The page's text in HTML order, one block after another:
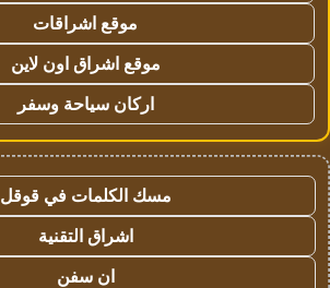
موقع اشراقات
موقع اشراق اون لاين
اركان سياحة وسفر
مسك الكلمات في قوقل
اشراق التقنية
ان سفن